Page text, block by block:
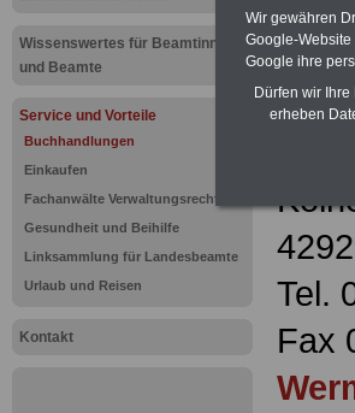
Wissenswertes für Beamtinnen
und Beamte
Service und Vorteile
Buchhandlungen
Einkaufen
Fachanwälte Verwaltungsrecht
Gesundheit und Beihilfe
Linksammlung für Landesbeamte
Urlaub und Reisen
Kontakt
Tel.
Fax
Wir gewähren
Google-Website
Google ihre
Dürfen wir
erheben